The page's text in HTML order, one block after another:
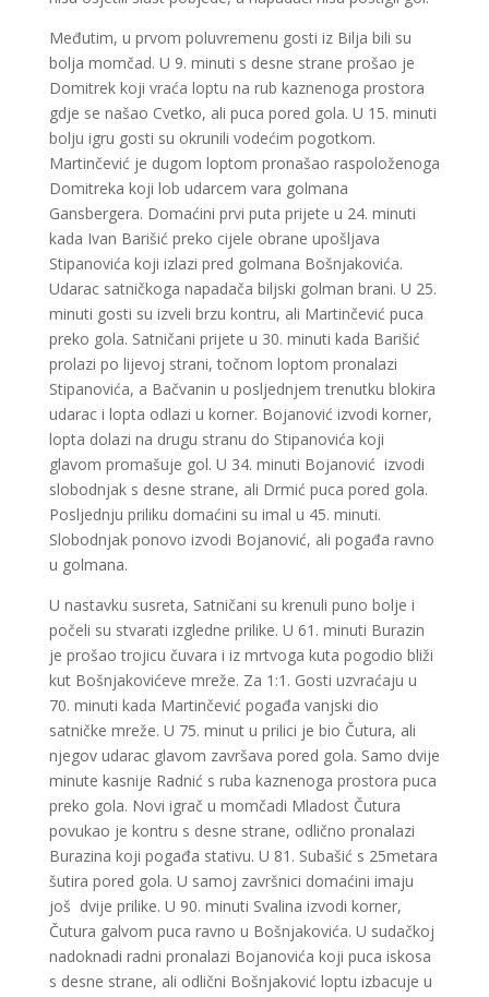
Međutim, u prvom poluvremenu gosti iz Bilja bili su
bolja momčad. U 9. minuti s desne strane prošao je
Domitrek koji vraća loptu na rub kaznenoga prostora
gdje se našao Cvetko, ali puca pored gola. U 15. minuti
bolju igru gosti su okrunili vodećim pogotkom.
Martinčević je dugom loptom pronašao raspoloženoga
Domitreka koji lob udarcem vara golmana
Gansbergera. Domaćini prvi puta prijete u 24. minuti
kada Ivan Barišić preko cijele obrane upošljava
Stipanovića koji izlazi pred golmana Bošnjakovića.
Udarac satničkoga napadača biljski golman brani. U 25.
minuti gosti su izveli brzu kontru, ali Martinčević puca
preko gola. Satničani prijete u 30. minuti kada Barišić
prolazi po lijevoj strani, točnom loptom pronalazi
Stipanovića, a Bačvanin u posljednjem trenutku blokira
udarac i lopta odlazi u korner. Bojanović izvodi korner,
lopta dolazi na drugu stranu do Stipanovića koji
glavom promašuje gol. U 34. minuti Bojanović izvodi
slobodnjak s desne strane, ali Drmić puca pored gola.
Posljednju priliku domaćini su imal u 45. minuti.
Slobodnjak ponovo izvodi Bojanović, ali pogađa ravno
u golmana.
U nastavku susreta, Satničani su krenuli puno bolje i
počeli su stvarati izgledne prilike. U 61. minuti Burazin
je prošao trojicu čuvara i iz mrtvoga kuta pogodio bliži
kut Bošnjakovićeve mreže. Za 1:1. Gosti uzvraćaju u
70. minuti kada Martinčević pogađa vanjski dio
satničke mreže. U 75. minut u prilici je bio Čutura, ali
njegov udarac glavom završava pored gola. Samo dvije
minute kasnije Radnić s ruba kaznenoga prostora puca
preko gola. Novi igrač u momčadi Mladost Čutura
povukao je kontru s desne strane, odlično pronalazi
Burazina koji pogađa stativu. U 81. Subašić s 25metara
šutira pored gola. U samoj završnici domaćini imaju
još dvije prilike. U 90. minuti Svalina izvodi korner,
Čutura galvom puca ravno u Bošnjakovića. U sudačkoj
nadoknadi radni pronalazi Bojanovića koji puca iskosa
s desne strane, ali odlični Bošnjaković loptu izbacuje u